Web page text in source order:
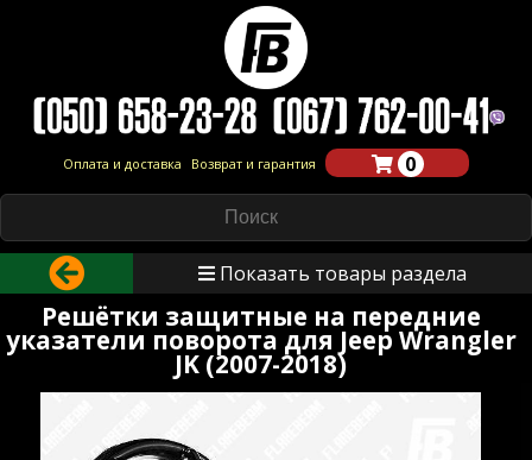
Оплата и доставка Возврат и гарантия 0
Показать товары раздела
Решётки защитные на передние
указатели поворота для Jeep Wrangler
JK (2007-2018)